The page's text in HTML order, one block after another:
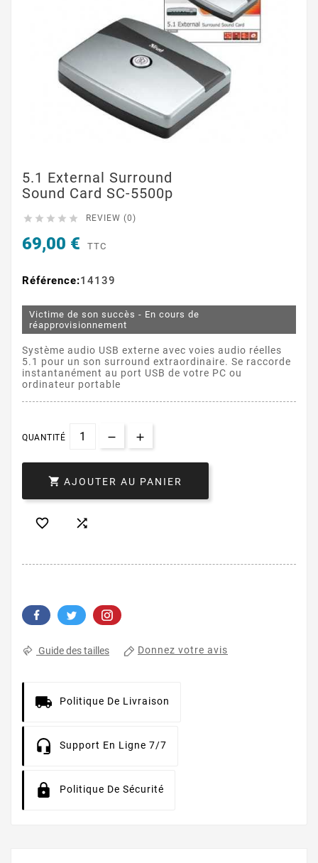
5.1 External Surround
Sound Card SC-5500p
     REVIEW (0)
69,00 € TTC
Référence:14139
Victime de son succès - En cours de
réapprovisionnement
Système audio USB externe avec voies audio réelles
5.1 pour un son surround extraordinaire. Se raccorde
instantanément au port USB de votre PC ou
ordinateur portable
QUANTITÉ
 AJOUTER AU PANIER
 
Guide des tailles Donnez votre avis
Politique De Livraison
Support En Ligne 7/7
Politique De Sécurité